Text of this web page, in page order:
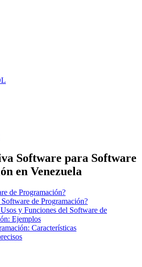
Software para Software
en Venezuela
de Programación?
de Programación?
y Funciones del Software de
Ejemplos
Características